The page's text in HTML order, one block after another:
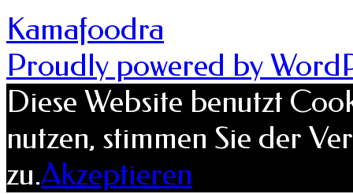
Kamafoodra
Proudly powered by
Diese Website benutzt
nutzen, stimmen Sie der
zu.Akzeptieren